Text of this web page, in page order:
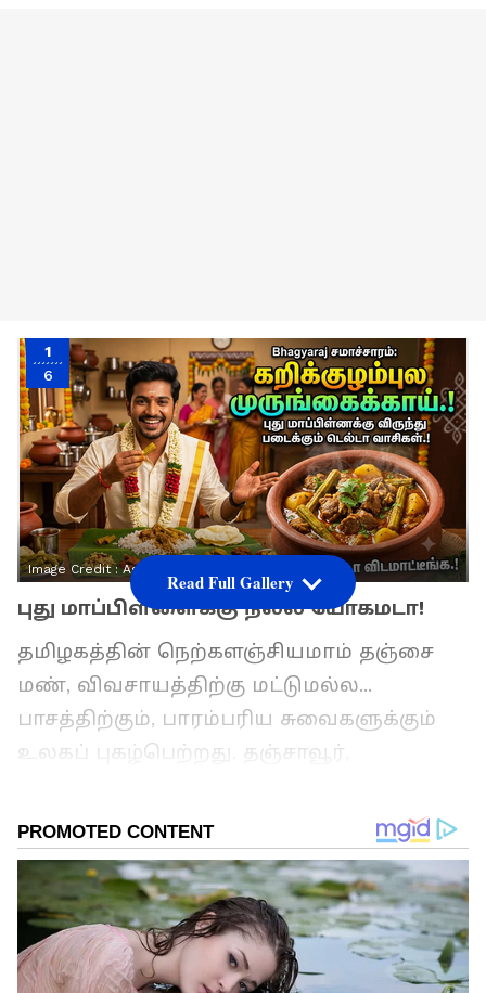
1
6
Image Credit :Asianet News
புது மாப்பிள்ளைக்கு நல்ல யோகமடா!
தமிழகத்தின் நெற்களஞ்சியமாம் தஞ்சை
மண், விவசாயத்திற்கு மட்டுமல்ல...
பாசத்திற்கும், பாரம்பரிய சுவைகளுக்கும்
உலகப் புகழ்பெற்றது. தஞ்சாவூர்,
"டெல்டா" மாவட்டங்களில் விருந்தோம்பல்
என்பது ஒரு கலை. அதிலும் குறிப்பாக,
வீட்டுக்கு வரும் புது மாப்பிள்ளையை
உபசரிப்பதில் இவர்களுக்கு நிகர்
இவர்களே!
Read Full Gallery